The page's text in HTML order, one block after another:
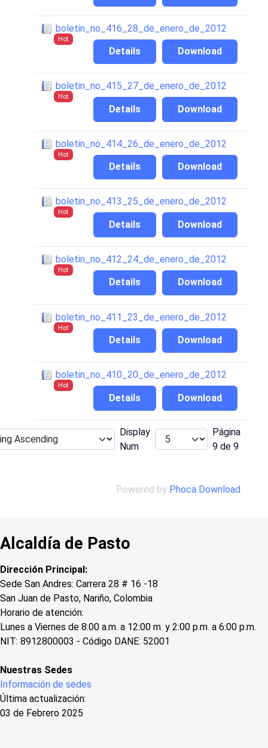
boletin_no_416_28_de_enero_de_2012
Hot
Download
Details
boletin_no_415_27_de_enero_de_2012
Hot
Download
Details
boletin_no_414_26_de_enero_de_2012
Hot
Download
Details
boletin_no_413_25_de_enero_de_2012
Hot
Download
Details
boletin_no_412_24_de_enero_de_2012
Hot
Download
Details
boletin_no_411_23_de_enero_de_2012
Hot
Download
Details
boletin_no_410_20_de_enero_de_2012
Hot
Download
Details
Display
Num
Página
9 de 9
Powered by Phoca Download
Alcaldía de Pasto
Dirección Principal:
Sede San Andres: Carrera 28 # 16 -18
San Juan de Pasto, Nariño, Colombia
Horario de atención:
Lunes a Viernes de 8:00 a.m. a 12:00 m. y 2:00 p.m. a 6:00 p.m.
NIT: 8912800003 - Código DANE: 52001
Nuestras Sedes
Información de sedes
Última actualización:
03 de Febrero 2025